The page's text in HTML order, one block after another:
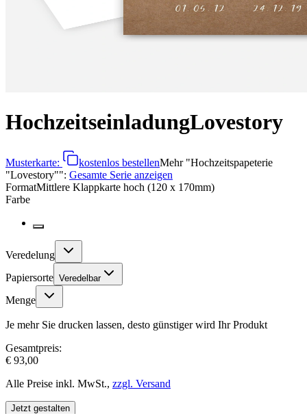
HochzeitseinladungLovestory
Musterkarte: kostenlos bestellenMehr"Hochzeitspapeterie
"Lovestory"": Gesamte Serie anzeigen
FormatMittlere Klappkarte hoch (120 x 170mm)
Farbe
Veredelung
Papiersorte Veredelbar
Menge
Je mehr Sie drucken lassen, desto günstiger wird Ihr Produkt
Gesamtpreis:
€ 93,00
Alle Preise inkl. MwSt., zzgl. Versand
Jetzt gestalten